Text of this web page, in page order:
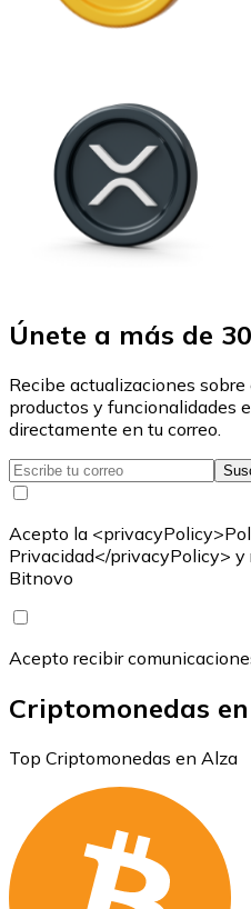
Únete a más de
Recibe actualizaciones
productos y funcionalidades
directamente en tu correo.
Acepto la
Privacidad</privacyPolicy>
Bitnovo
Acepto recibir
Criptomonedas
Top Criptomonedas en Alza